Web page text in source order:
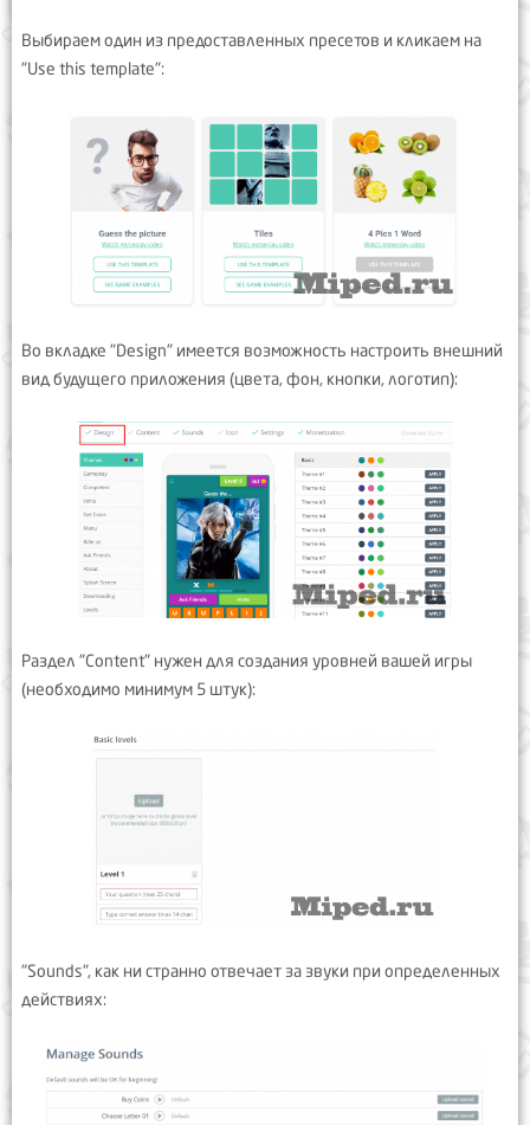
Выбираем один из предоставленных пресетов и кликаем на
"Use this template":
Во вкладке "Design" имеется возможность настроить внешний
вид будущего приложения (цвета, фон, кнопки, логотип):
Раздел "Content" нужен для создания уровней вашей игры
(необходимо минимум 5 штук):
"Sounds", как ни странно отвечает за звуки при определенных
действиях: